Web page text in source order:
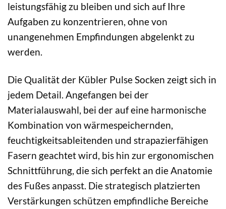
leistungsfähig zu bleiben und sich auf Ihre
Aufgaben zu konzentrieren, ohne von
unangenehmen Empfindungen abgelenkt zu
werden.
Die Qualität der Kübler Pulse Socken zeigt sich in
jedem Detail. Angefangen bei der
Materialauswahl, bei der auf eine harmonische
Kombination von wärmespeichernden,
feuchtigkeitsableitenden und strapazierfähigen
Fasern geachtet wird, bis hin zur ergonomischen
Schnittführung, die sich perfekt an die Anatomie
des Fußes anpasst. Die strategisch platzierten
Verstärkungen schützen empfindliche Bereiche